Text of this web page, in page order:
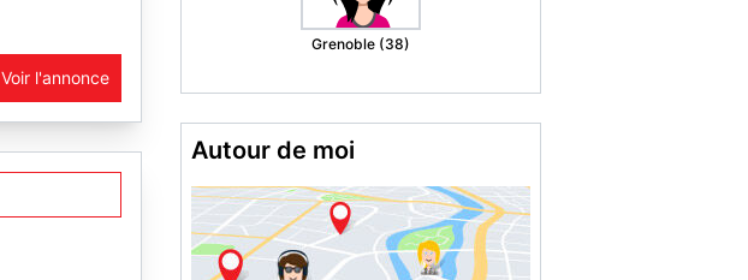
Voir l'annonce
Montargis (45)
Autour de moi